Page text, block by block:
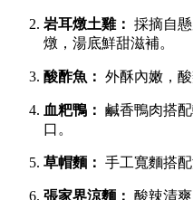
岩耳燉土雞： 採摘自
燉，湯底鮮甜滋補。
酸酢魚： 外酥內嫩，酸
血粑鴨： 鹹香鴨肉搭
口。
草帽麵： 手工寬麵搭配
張家界涼麵： 酸辣清